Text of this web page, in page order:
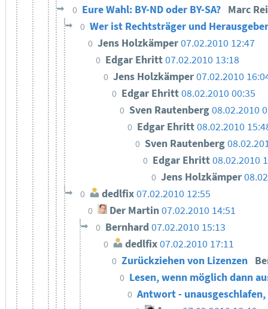
0 Eure Wahl: BY-ND oder BY-SA? Marc
0 Wer ist Rechtsträger und
0 Jens Holzkämper07.02.2010 12:47
0 Edgar Ehritt07.02.2010 13:18
0 Jens Holzkämper07.02.2010
0 Edgar Ehritt08.02.2010 00:35
0 Sven Rautenberg08.02.2010
0 Edgar Ehritt08.02.2010
0 Sven Rautenberg
0 Edgar Ehritt08.02.2010
0 Jens Holzkämper
0 dedlfix 07.02.2010 12:55
0 Der Martin07.02.2010 14:51
0 Bernhard07.02.2010 15:13
0 dedlfix07.02.2010 17:11
0 Zurückziehen von Lizenzen
0 Lesen, wenn möglich dann
0 Antwort -